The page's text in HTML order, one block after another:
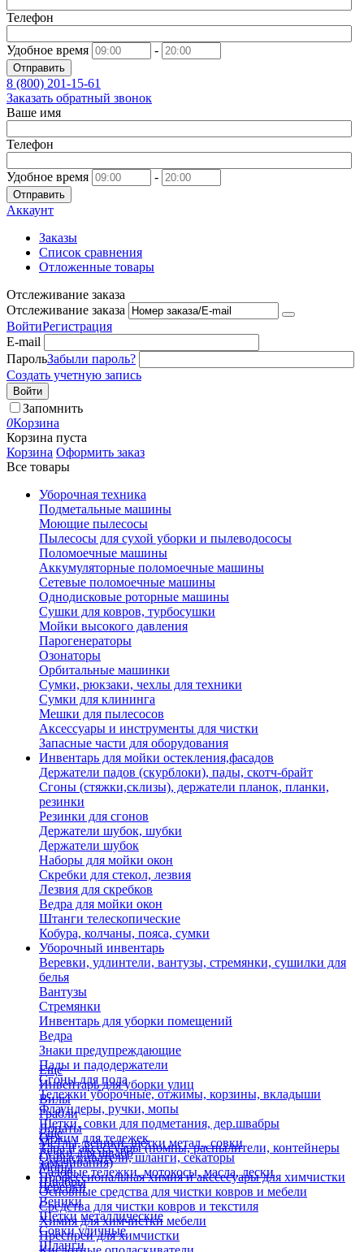
Телефон
Удобное время -
Отправить
8 (800) 201-15-61
Заказать обратный звонок
Ваше имя
Телефон
Удобное время -
Отправить
Аккаунт
Заказы
Список сравнения
Отложенные товары
Отслеживание заказа
Отслеживание заказа
ВойтиРегистрация
E-mail
ПарольЗабыли пароль?
Создать учетную запись
Войти
Запомнить
0Корзина
Корзина пуста
Корзина Оформить заказ
Все товары
Уборочная техника
Подметальные машины
Моющие пылесосы
Пылесосы для сухой уборки и пылеводососы
Поломоечные машины
Аккумуляторные поломоечные машины
Сетевые поломоечные машины
Однодисковые роторные машины
Сушки для ковров, турбосушки
Мойки высокого давления
Парогенераторы
Озонаторы
Орбитальные машинки
Сумки, рюкзаки, чехлы для техники
Сумки для клининга
Мешки для пылесосов
Аксессуары и инструменты для чистки
Запасные части для оборудования
Инвентарь для мойки остекления,фасадов
Держатели падов (скурблоки), пады, скотч-брайт
Сгоны (стяжки,склизы), держатели планок, планки,
резинки
Резинки для сгонов
Держатели шубок, шубки
Держатели шубок
Наборы для мойки окон
Скребки для стекол, лезвия
Лезвия для скребков
Ведра для мойки окон
Штанги телескопические
Кобура, колчаны, пояса, сумки
Уборочный инвентарь
Веревки, удлинтели, вантузы, стремянки, сушилки для
белья
Вантузы
Стремянки
Инвентарь для уборки помещений
Ведра
Знаки предупреждающие
Пады и падодержатели
Сгоны для пола
Тележки уборочные, отжимы, корзины, вкладыши
Флаундеры, ручки, мопы
Щетки, совки для подметания, дер.швабры
Отжим для тележек
Ручки для швабр
Мопы
Швабры
Еще
Инвентарь для уборки улиц
Вилы
Грабли
Лопаты
Метлы, веники, щетки метал., совки
Опрыскиватели, шланги, секаторы
Садовые тележки, мотокосы, масла, лески
Черенки
Веники
Щетки металлические
Совки уличные
Шланги
Еще
Тара и аксессуары (помпы, распылители, контейнеры
замачивания)
Профессиональная химия и акссесуары для химчистки
Основные средства для чистки ковров и мебели
Средства для чистки ковров и текстиля
Химия для химчистки мебели
Преспреи для химчистки